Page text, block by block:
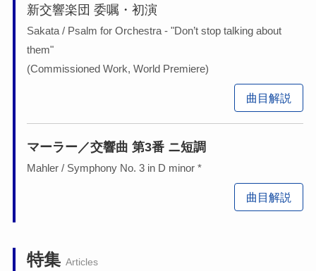
新交響楽団 委嘱・初演
Sakata / Psalm for Orchestra - "Don’t stop talking about
them"
(Commissioned Work, World Premiere)
曲目解説
マーラー／交響曲 第3番 ニ短調
Mahler / Symphony No. 3 in D minor *
曲目解説
特集 Articles